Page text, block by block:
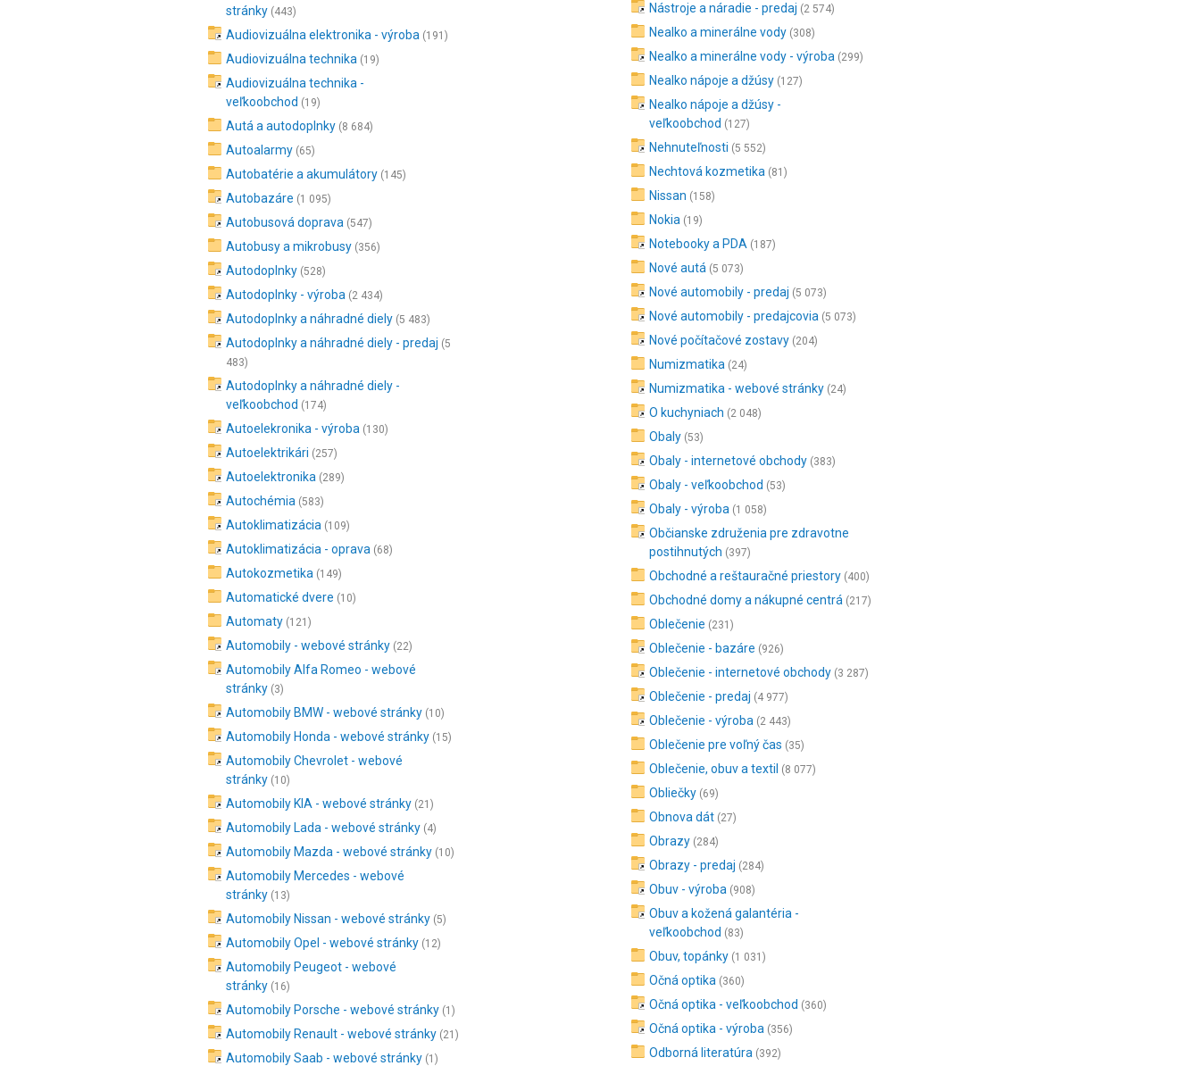
stránky (443)
Audiovizuálna elektronika - výroba (191)
Audiovizuálna technika (19)
Audiovizuálna technika -
veľkoobchod (19)
Autá a autodoplnky (8 684)
Autoalarmy (65)
Autobatérie a akumulátory (145)
Autobazáre (1 095)
Autobusová doprava (547)
Autobusy a mikrobusy (356)
Autodoplnky (528)
Autodoplnky - výroba (2 434)
Autodoplnky a náhradné diely (5 483)
Autodoplnky a náhradné diely - predaj (5
483)
Autodoplnky a náhradné diely -
veľkoobchod (174)
Autoelekronika - výroba (130)
Autoelektrikári (257)
Autoelektronika (289)
Autochémia (583)
Autoklimatizácia (109)
Autoklimatizácia - oprava (68)
Autokozmetika (149)
Automatické dvere (10)
Automaty (121)
Automobily - webové stránky (22)
Automobily Alfa Romeo - webové
stránky (3)
Automobily BMW - webové stránky (10)
Automobily Honda - webové stránky (15)
Automobily Chevrolet - webové
stránky (10)
Automobily KIA - webové stránky (21)
Automobily Lada - webové stránky (4)
Automobily Mazda - webové stránky (10)
Automobily Mercedes - webové
stránky (13)
Automobily Nissan - webové stránky (5)
Automobily Opel - webové stránky (12)
Automobily Peugeot - webové
stránky (16)
Automobily Porsche - webové stránky (1)
Automobily Renault - webové stránky (21)
Automobily Saab - webové stránky (1)
Nástroje a náradie - predaj (2 574)
Nealko a minerálne vody (308)
Nealko a minerálne vody - výroba (299)
Nealko nápoje a džúsy (127)
Nealko nápoje a džúsy -
veľkoobchod (127)
Nehnuteľnosti (5 552)
Nechtová kozmetika (81)
Nissan (158)
Nokia (19)
Notebooky a PDA (187)
Nové autá (5 073)
Nové automobily - predaj (5 073)
Nové automobily - predajcovia (5 073)
Nové počítačové zostavy (204)
Numizmatika (24)
Numizmatika - webové stránky (24)
O kuchyniach (2 048)
Obaly (53)
Obaly - internetové obchody (383)
Obaly - veľkoobchod (53)
Obaly - výroba (1 058)
Občianske združenia pre zdravotne
postihnutých (397)
Obchodné a reštauračné priestory (400)
Obchodné domy a nákupné centrá (217)
Oblečenie (231)
Oblečenie - bazáre (926)
Oblečenie - internetové obchody (3 287)
Oblečenie - predaj (4 977)
Oblečenie - výroba (2 443)
Oblečenie pre voľný čas (35)
Oblečenie, obuv a textil (8 077)
Obliečky (69)
Obnova dát (27)
Obrazy (284)
Obrazy - predaj (284)
Obuv - výroba (908)
Obuv a kožená galantéria -
veľkoobchod (83)
Obuv, topánky (1 031)
Očná optika (360)
Očná optika - veľkoobchod (360)
Očná optika - výroba (356)
Odborná literatúra (392)